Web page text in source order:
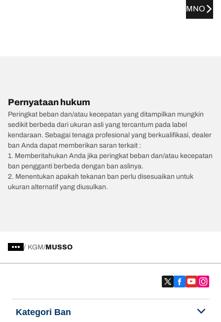
MNO
Pernyataan hukum
Peringkat beban dan/atau kecepatan yang ditampilkan mungkin
sedikit berbeda dari ukuran asli yang tercantum pada label
kendaraan. Sebagai tenaga profesional yang berkualifikasi, dealer
ban Anda dapat memberikan saran terkait :
1. Memberitahukan Anda jika peringkat beban dan/atau kecepatan
ban pengganti berbeda dengan ban aslinya.
2. Menentukan apakah tekanan ban perlu disesuaikan untuk
ukuran alternatif yang diusulkan.
/ KGM MUSSO
Kategori Ban